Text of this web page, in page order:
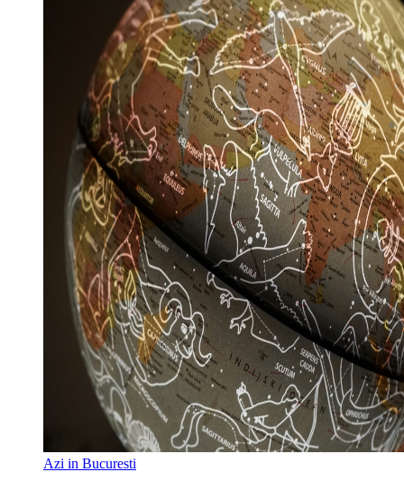
Azi in Bucuresti